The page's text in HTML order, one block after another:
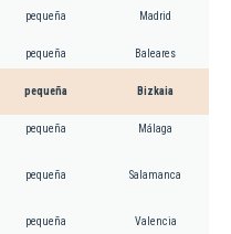
pequeña Madrid
pequeña Baleares
pequeña Bizkaia
pequeña Málaga
pequeña Salamanca
pequeña Valencia